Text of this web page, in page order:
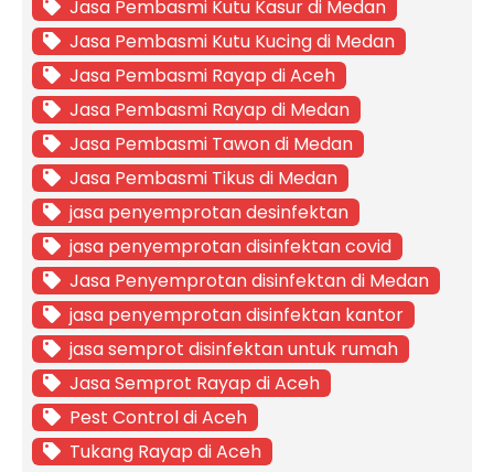
Jasa Pembasmi Kutu Kasur di Medan
Jasa Pembasmi Kutu Kucing di Medan
Jasa Pembasmi Rayap di Aceh
Jasa Pembasmi Rayap di Medan
Jasa Pembasmi Tawon di Medan
Jasa Pembasmi Tikus di Medan
jasa penyemprotan desinfektan
jasa penyemprotan disinfektan covid
Jasa Penyemprotan disinfektan di Medan
jasa penyemprotan disinfektan kantor
jasa semprot disinfektan untuk rumah
Jasa Semprot Rayap di Aceh
Pest Control di Aceh
Tukang Rayap di Aceh